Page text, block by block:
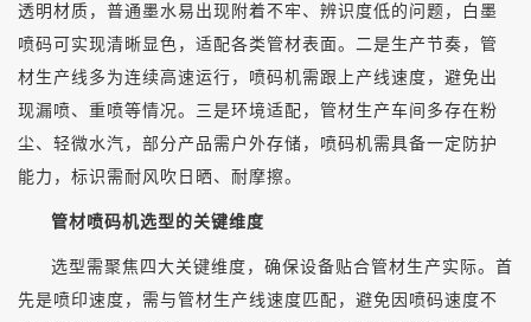
透明材质，普通墨水易出现附着不牢、辨识度低的问题，白墨
喷码可实现清晰显色，适配各类管材表面。二是生产节奏，管
材生产线多为连续高速运行，喷码机需跟上产线速度，避免出
现漏喷、重喷等情况。三是环境适配，管材生产车间多存在粉
尘、轻微水汽，部分产品需户外存储，喷码机需具备一定防护
能力，标识需耐风吹日晒、耐摩擦。
管材喷码机选型的关键维度
选型需聚焦四大关键维度，确保设备贴合管材生产实际。首
先是喷印速度，需与管材生产线速度匹配，避免因喷码速度不